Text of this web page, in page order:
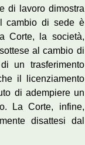
di lavoro dimostra
cambio di sede è
Corte, la società,
al cambio di
un trasferimento
il licenziamento
di adempiere un
La Corte, infine,
disattesi dal